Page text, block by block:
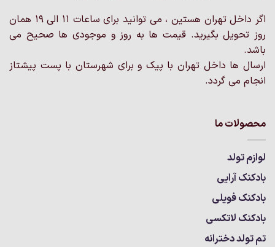
اگر داخل تهران هستین ، می توانید برای ساعات 11 الی 19 همان
روز تحویل بگیرید. قیمت ها به روز و موجودی ها صحیح می
باشد.
ارسال ها داخل تهران با پیک و برای شهرستان با پست پیشتاز
انجام می گردد.
محصولات ما
لوازم تولد
بادکنک آرایی
بادکنک فویلی
بادکنک لاتکسی
تم تولد دخترانه